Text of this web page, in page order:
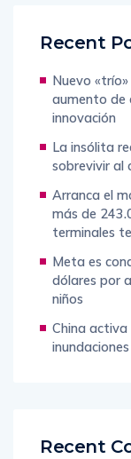
Recent
Nuevo
aumento de
innovación
La insólita
sobrevivir al
Arranca el
más de
terminales
Meta es
dólares por
niños
China activa
Recent